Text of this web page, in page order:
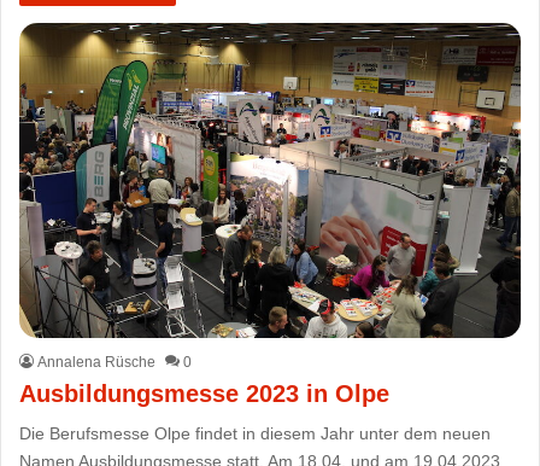
Annalena Rüsche 0
Ausbildungsmesse 2023 in Olpe
Die Berufsmesse Olpe findet in diesem Jahr unter dem neuen
Namen Ausbildungsmesse statt. Am 18.04. und am 19.04.2023